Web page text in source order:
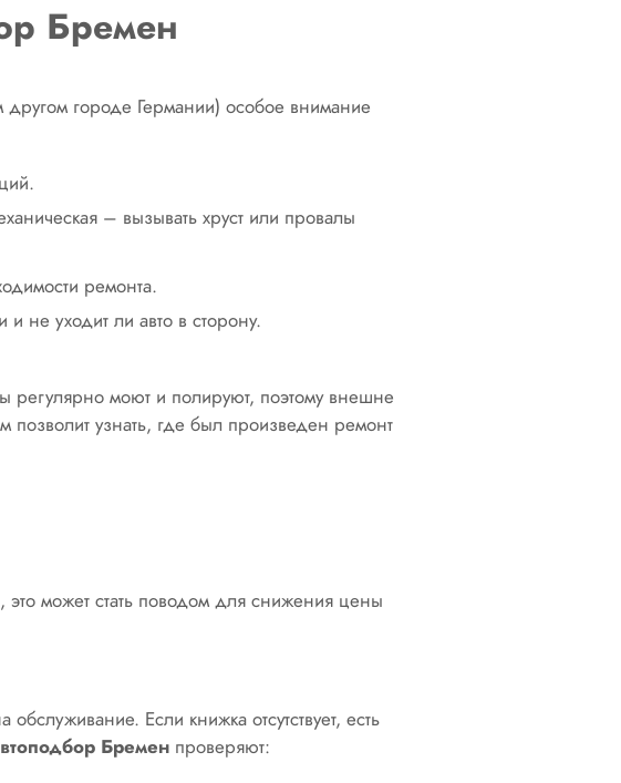
Бремен
городе Германии) особое внимание
– вызывать хруст или провалы
ремонта.
не уходит ли авто в сторону.
регулярно моют и полируют, поэтому внешне
позволит узнать, где был произведен ремонт
может стать поводом для снижения цены
Если книжка отсутствует, есть
Бремен проверяют: